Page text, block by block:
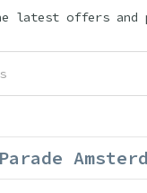
latest offers and